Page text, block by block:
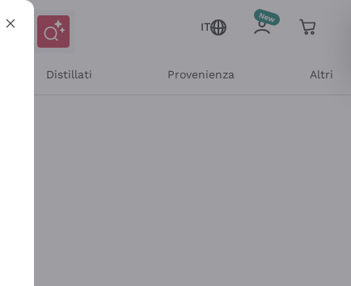
IT
Distillati Provenienza Altri